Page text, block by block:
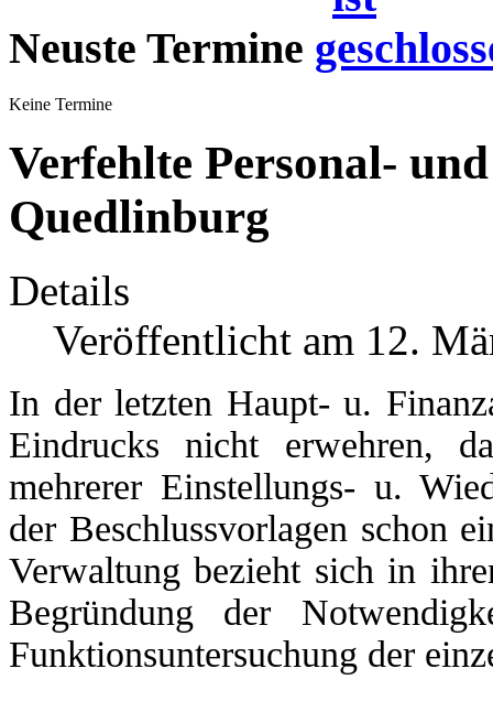
Neuste Termine
Keine Termine
Verfehlte Personal-
Quedlinburg
Details
Veröffentlicht am 12.
In der letzten Haupt- u.
Eindrucks nicht erwehren,
mehrerer Einstellungs- u.
der Beschlussvorlagen schon
Verwaltung bezieht sich in
Begründung der
Funktionsuntersuchung der